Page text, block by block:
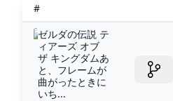
単...
#
ゼルダの伝説 テ
ィアーズ オブ
ザ キングダムあ
と、フレームが
曲がったときに
いち...